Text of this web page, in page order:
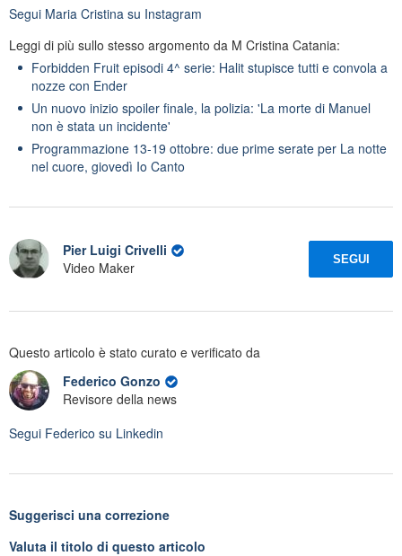
Segui Maria Cristina su Instagram
Leggi di più sullo stesso argomento da M Cristina Catania:
Forbidden Fruit episodi 4^ serie: Halit stupisce tutti e convola a
nozze con Ender
Un nuovo inizio spoiler finale, la polizia: 'La morte di Manuel
non è stata un incidente'
Programmazione 13-19 ottobre: due prime serate per La notte
nel cuore, giovedì Io Canto
Pier Luigi Crivelli
Video Maker
SEGUI
Questo articolo è stato curato e verificato da
Federico Gonzo
Revisore della news
Segui Federico su Linkedin
Suggerisci una correzione
Valuta il titolo di questo articolo